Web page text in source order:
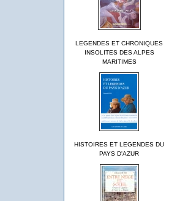
LEGENDES ET CHRONIQUES
INSOLITES DES ALPES
MARITIMES
HISTOIRES ET LEGENDES DU
PAYS D'AZUR